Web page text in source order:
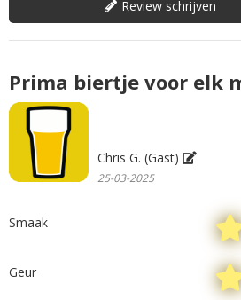
Review schrijven
Prima biertje voor elk
Chris G. (Gast)
25-03-2025
Smaak
Geur